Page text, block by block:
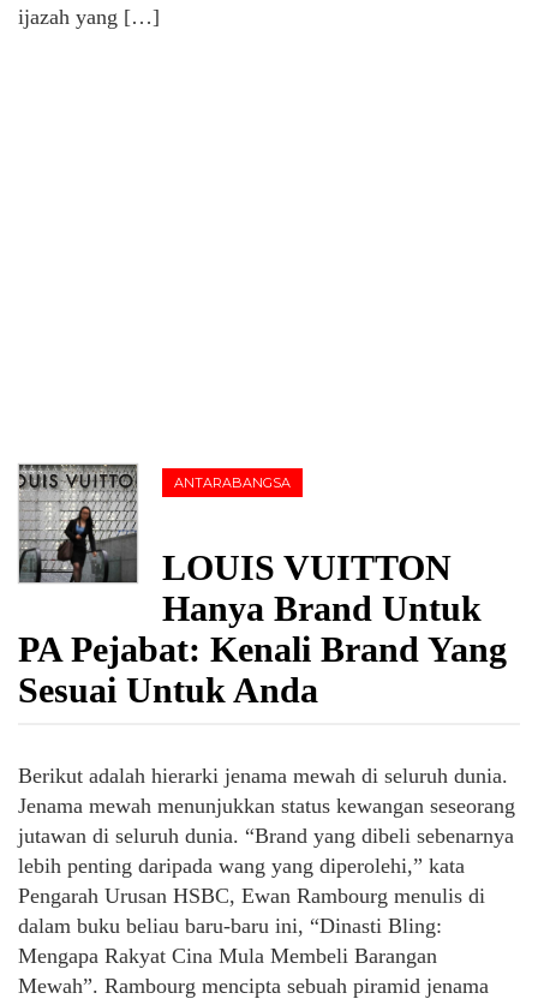
ijazah yang […]
ANTARABANGSA
LOUIS VUITTON
Hanya Brand Untuk
PA Pejabat: Kenali Brand Yang
Sesuai Untuk Anda
Berikut adalah hierarki jenama mewah di seluruh dunia.
Jenama mewah menunjukkan status kewangan seseorang
jutawan di seluruh dunia. “Brand yang dibeli sebenarnya
lebih penting daripada wang yang diperolehi,” kata
Pengarah Urusan HSBC, Ewan Rambourg menulis di
dalam buku beliau baru-baru ini, “Dinasti Bling:
Mengapa Rakyat Cina Mula Membeli Barangan
Mewah”. Rambourg mencipta sebuah piramid jenama